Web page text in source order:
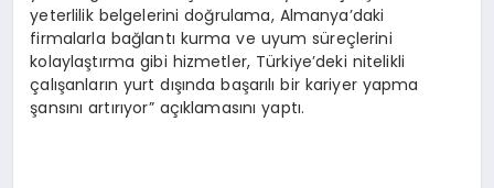
yeterlilik belgelerini doğrulama, Almanya’daki
firmalarla bağlantı kurma ve uyum süreçlerini
kolaylaştırma gibi hizmetler, Türkiye’deki nitelikli
çalışanların yurt dışında başarılı bir kariyer yapma
şansını artırıyor” açıklamasını yaptı.